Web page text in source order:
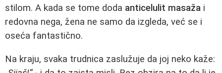
stilom. A kada se tome doda anticelulit masaža i
redovna nega, žena ne samo da izgleda, već se i
oseća fantastično.
Na kraju, svaka trudnica zaslužuje da joj neko kaže: